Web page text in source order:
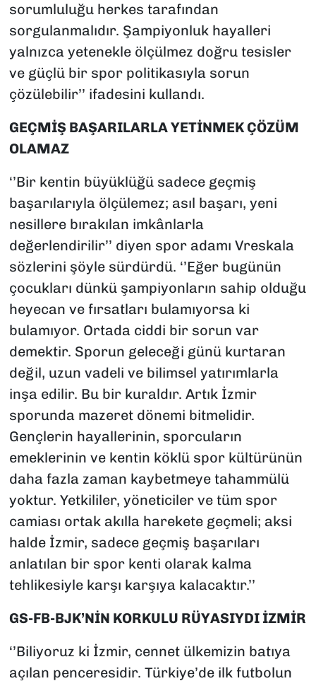
sorumluluğu herkes tarafından
sorgulanmalıdır. Şampiyonluk hayalleri
yalnızca yetenekle ölçülmez doğru tesisler
ve güçlü bir spor politikasıyla sorun
çözülebilir’’ ifadesini kullandı.
GEÇMİŞ BAŞARILARLA YETİNMEK ÇÖZÜM
OLAMAZ
‘’Bir kentin büyüklüğü sadece geçmiş
başarılarıyla ölçülemez; asıl başarı, yeni
nesillere bırakılan imkânlarla
değerlendirilir’’ diyen spor adamı Vreskala
sözlerini şöyle sürdürdü. ‘’Eğer bugünün
çocukları dünkü şampiyonların sahip olduğu
heyecan ve fırsatları bulamıyorsa ki
bulamıyor. Ortada ciddi bir sorun var
demektir. Sporun geleceği günü kurtaran
değil, uzun vadeli ve bilimsel yatırımlarla
inşa edilir. Bu bir kuraldır. Artık İzmir
sporunda mazeret dönemi bitmelidir.
Gençlerin hayallerinin, sporcuların
emeklerinin ve kentin köklü spor kültürünün
daha fazla zaman kaybetmeye tahammülü
yoktur. Yetkililer, yöneticiler ve tüm spor
camiası ortak akılla harekete geçmeli; aksi
halde İzmir, sadece geçmiş başarıları
anlatılan bir spor kenti olarak kalma
tehlikesiyle karşı karşıya kalacaktır.’’
GS-FB-BJK’NİN KORKULU RÜYASIYDI İZMİR
‘’Biliyoruz ki İzmir, cennet ülkemizin batıya
açılan penceresidir. Türkiye’de ilk futbolun